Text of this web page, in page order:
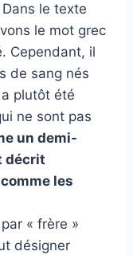
le texte
le mot grec
Cependant, il
de sang nés
plutôt été
ne sont pas
un demi-
décrit
les
« frère »
désigner